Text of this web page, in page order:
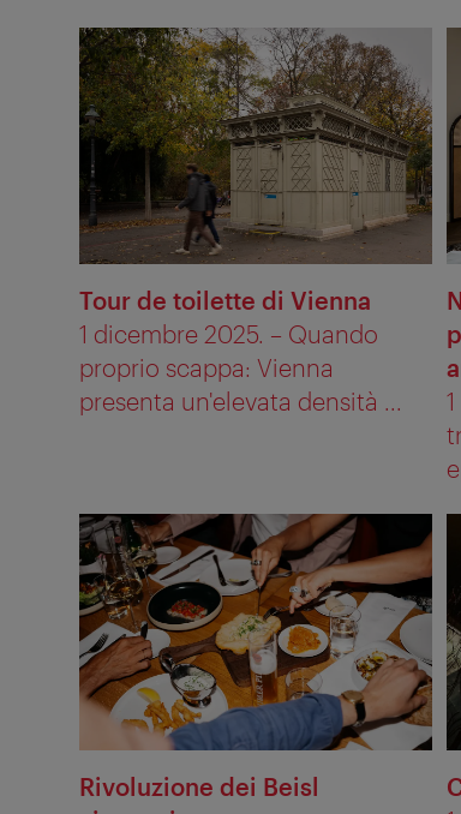
Tour de toilette di Vienna
1 dicembre 2025. – Quando
proprio scappa: Vienna
presenta un'elevata densità ...
Rivoluzione dei Beisl